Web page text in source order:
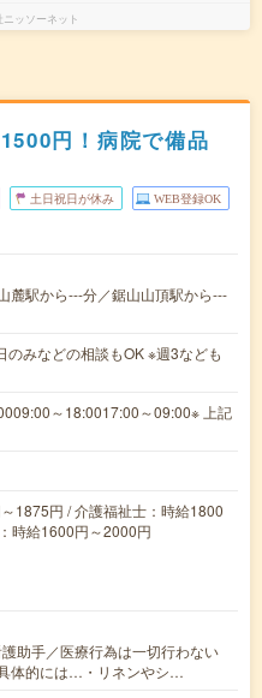
ッソーネット
円！病院で備品
土日祝日が休み WEB登録OK
麓駅から---分／鋸山山頂駅から---
のみなどの相談もOK ※週3なども
～18:0017:00～09:00※ 上記
1875円 / 介護福祉士：時給1800
時給1600円～2000円
助手／医療行為は一切行わない
体的には…・リネンやシ…